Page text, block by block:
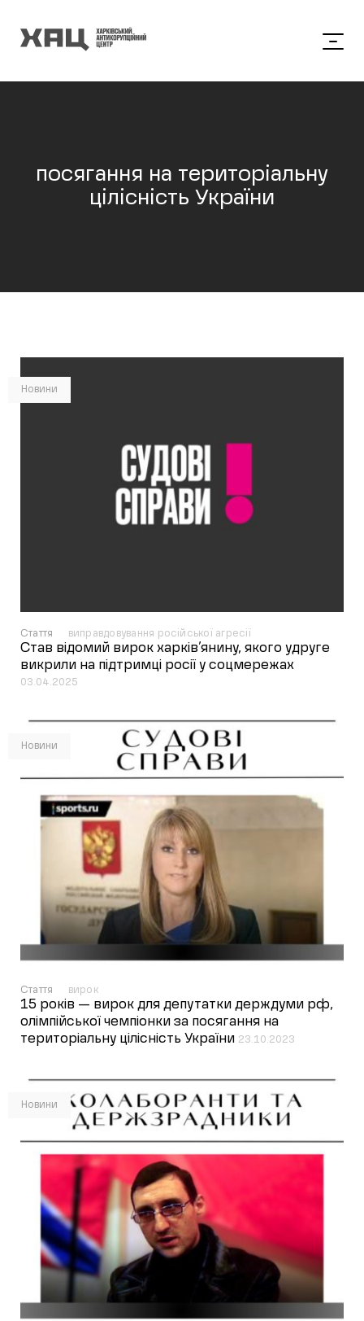
посягання на територіальну
цілісність України
Новини
Стаття виправдовування російської агресії
Став відомий вирок харків’янину, якого удруге
викрили на підтримці росії у соцмережах
03.04.2025
Новини
Стаття вирок
15 років — вирок для депутатки держдуми рф,
олімпійської чемпіонки за посягання на
територіальну цілісність України 23.10.2023
Новини